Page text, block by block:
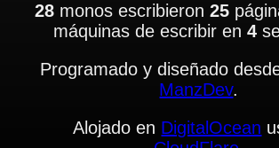
28 monos escribieron25
máquinas de escribir en4
Programado y diseñado
ManzDev.
Alojado en DigitalOcean